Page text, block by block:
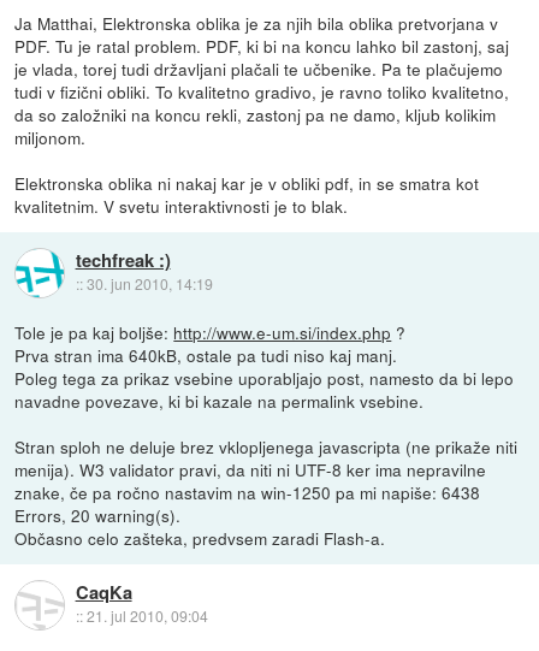
Ja Matthai, Elektronska oblika je za njih bila oblika pretvorjana v
PDF. Tu je ratal problem. PDF, ki bi na koncu lahko bil zastonj, saj
je vlada, torej tudi državljani plačali te učbenike. Pa te plačujemo
tudi v fizični obliki. To kvalitetno gradivo, je ravno toliko kvalitetno,
da so založniki na koncu rekli, zastonj pa ne damo, kljub kolikim
miljonom.
Elektronska oblika ni nakaj kar je v obliki pdf, in se smatra kot
kvalitetnim. V svetu interaktivnosti je to blak.
techfreak :)
::30. jun 2010, 14:19
Tole je pa kaj boljše: http://www.e-um.si/index.php ?
Prva stran ima 640kB, ostale pa tudi niso kaj manj.
Poleg tega za prikaz vsebine uporabljajo post, namesto da bi lepo
navadne povezave, ki bi kazale na permalink vsebine.
Stran sploh ne deluje brez vklopljenega javascripta (ne prikaže niti
menija). W3 validator pravi, da niti ni UTF-8 ker ima nepravilne
znake, če pa ročno nastavim na win-1250 pa mi napiše: 6438
Errors, 20 warning(s).
Občasno celo zašteka, predvsem zaradi Flash-a.
CaqKa
::21. jul 2010, 09:04